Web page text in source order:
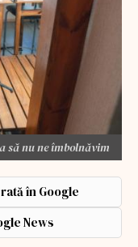
să nu ne îmbolnăvim
în Google
News